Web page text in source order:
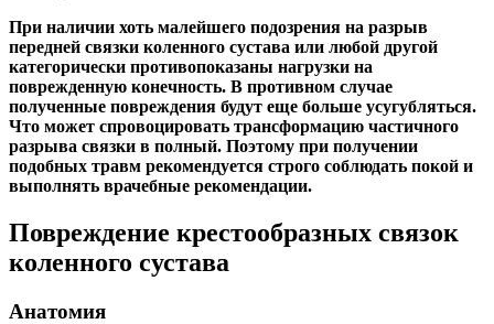
При наличии хоть малейшего подозрения на разрыв
передней связки коленного сустава или любой другой
категорически противопоказаны нагрузки на
поврежденную конечность. В противном случае
полученные повреждения будут еще больше усугубляться.
Что может спровоцировать трансформацию частичного
разрыва связки в полный. Поэтому при получении
подобных травм рекомендуется строго соблюдать покой и
выполнять врачебные рекомендации.
Повреждение крестообразных связок
коленного сустава
Анатомия